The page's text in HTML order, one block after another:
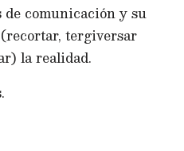
de comunicación y su
tergiversar
la realidad.